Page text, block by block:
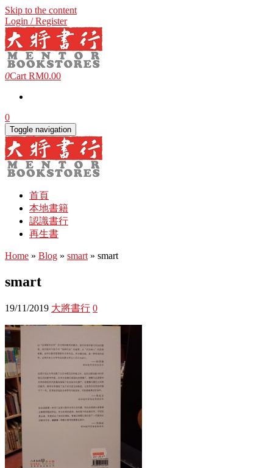
Skip to the content
Login / Register
0Cart RM0.00
0
Toggle navigation
首頁
本地書籍
認識書行
再生書
Home » Blog » smart » smart
smart
19/11/2019 大將書行 0